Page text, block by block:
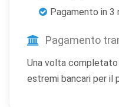
Pagamento in 3
Pagamento
Una volta
estremi bancari per il
Rifiuta tutti